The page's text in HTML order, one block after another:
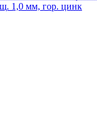
1,0 мм, гор. цинк